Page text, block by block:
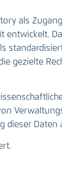
als
gezielte
Daten